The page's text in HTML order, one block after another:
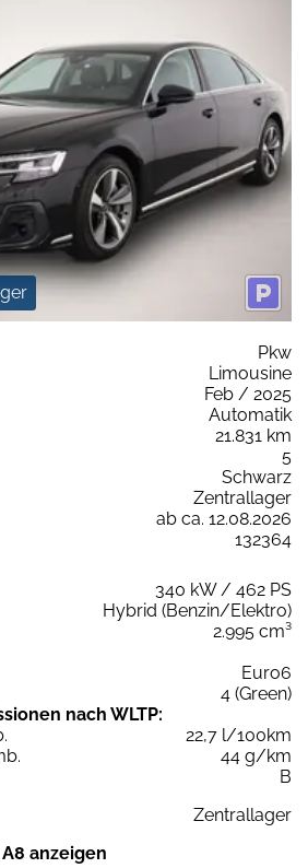
Pkw
Limousine
Feb / 2025
Automatik
21.831 km
5
Schwarz
Zentrallager
ab ca. 12.08.2026
132364
340 kW / 462 PS
Hybrid (Benzin/Elektro)
2.995 cm³
Euro6
4 (Green)
nach WLTP:
22,7 l/100km
44 g/km
B
Zentrallager
anzeigen